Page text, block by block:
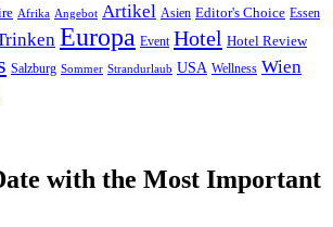
Afrika Angebot Artikel Asien Editor's Choice Essen
Europa Event Hotel Hotel Review
Salzburg Sommer Strandurlaub USA Wellness Wien
with the Most Important